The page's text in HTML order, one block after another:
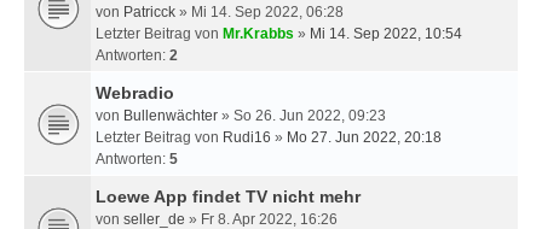
von Patricck » Mi 14. Sep 2022, 06:28
Letzter Beitrag von Mr.Krabbs » Mi 14. Sep 2022, 10:54
Antworten: 2
Webradio
von Bullenwächter » So 26. Jun 2022, 09:23
Letzter Beitrag von Rudi16 » Mo 27. Jun 2022, 20:18
Antworten: 5
Loewe App findet TV nicht mehr
von seller_de » Fr 8. Apr 2022, 16:26